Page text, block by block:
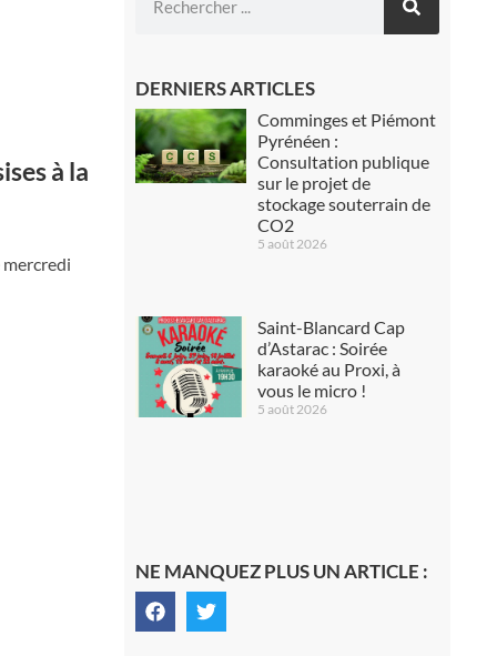
à la
mercredi
DERNIERS ARTICLES
Comminges et Piémont
Pyrénéen :
Consultation publique
sur le projet de
stockage souterrain de
CO2
5 août 2026
Saint-Blancard Cap
d’Astarac : Soirée
karaoké au Proxi, à
vous le micro !
5 août 2026
NE MANQUEZ PLUS UN ARTICLE :